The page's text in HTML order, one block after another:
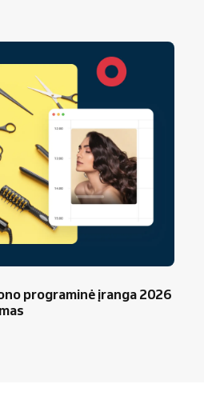
programinė įranga 2026